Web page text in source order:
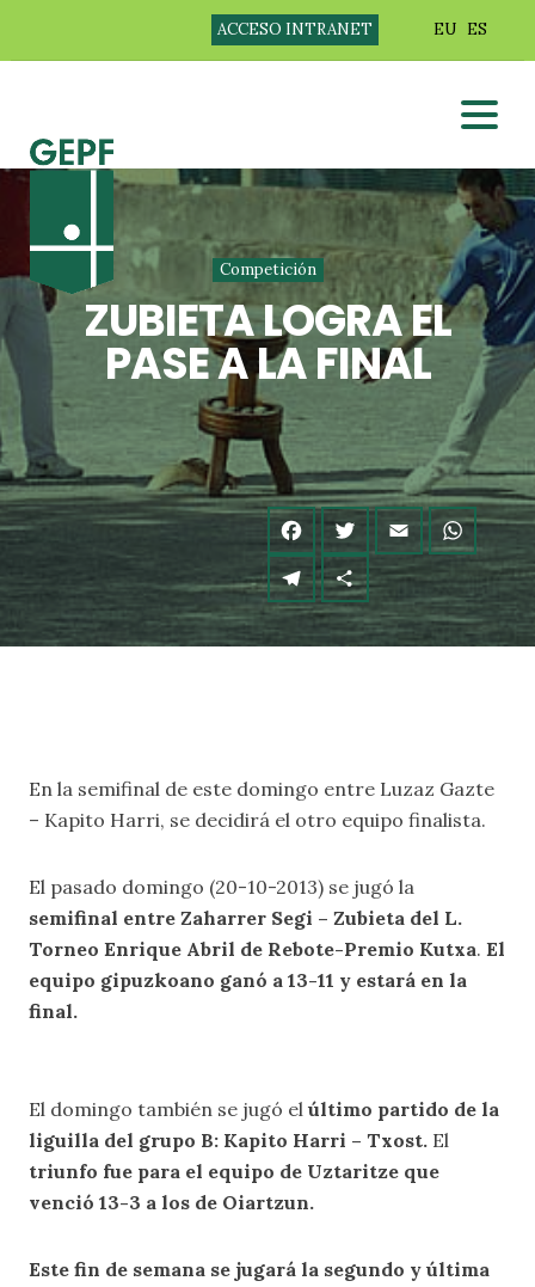
ACCESO INTRANET EU ES
Competición
ZUBIETA LOGRA EL
PASE A LA FINAL
En la semifinal de este domingo entre Luzaz Gazte
– Kapito Harri, se decidirá el otro equipo finalista.
El pasado domingo (20-10-2013) se jugó la
semifinal entre Zaharrer Segi – Zubieta del L.
Torneo Enrique Abril de Rebote-Premio Kutxa. El
equipo gipuzkoano ganó a 13-11 y estará en la
final.
El domingo también se jugó el último partido de la
liguilla del grupo B: Kapito Harri – Txost. El
triunfo fue para el equipo de Uztaritze que
venció 13-3 a los de Oiartzun.
Este fin de semana se jugará la segundo y última